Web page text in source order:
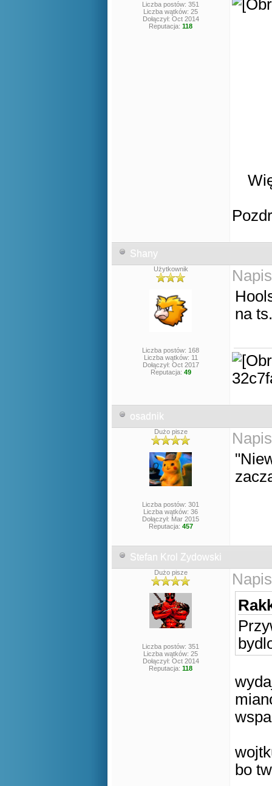
Liczba postów: 351
Liczba wątków: 25
Dołączył: Oct 2014
Reputacja: 118
Shany
Użytkownik
Liczba postów: 168
Liczba wątków: 11
Dołączył: Oct 2017
Reputacja: 49
na ts.
osadnik
Dużo pisze
Liczba postów: 301
Liczba wątków: 36
Dołączył: Mar 2015
Reputacja: 457
Stefan Krol Zydowski
Dużo pisze
Liczba postów: 351
Liczba wątków: 25
Dołączył: Oct 2014
Reputacja: 118
bo